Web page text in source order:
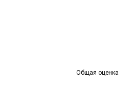
Общая оценка